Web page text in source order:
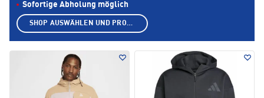
Sofortige Abholung möglich
SHOP AUSWÄHLEN UND PRODUKTE ANZEIGEN